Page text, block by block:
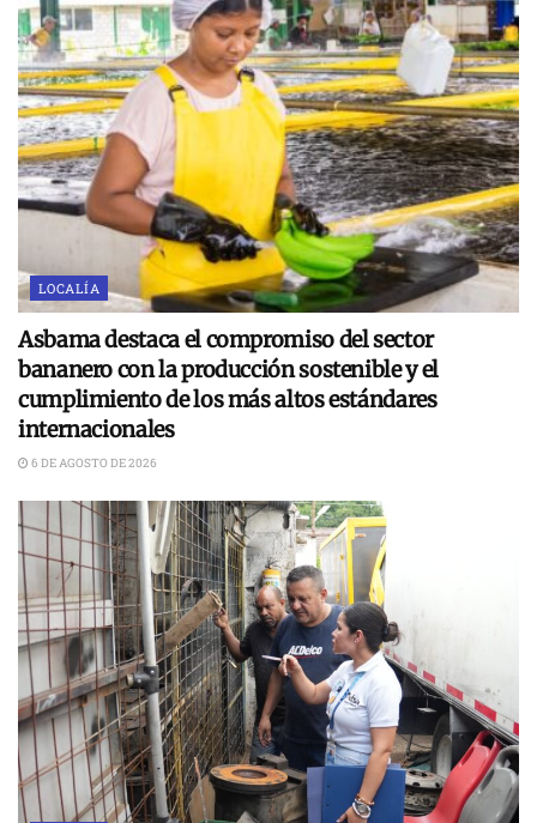
LOCALÍA
Asbama destaca el compromiso del sector
bananero con la producción sostenible y el
cumplimiento de los más altos estándares
internacionales
6 DE AGOSTO DE 2026